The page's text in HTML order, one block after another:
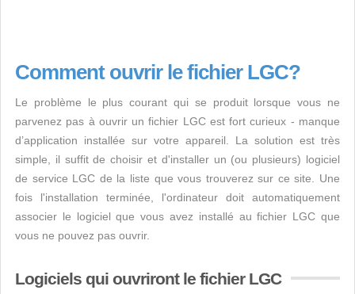
Comment ouvrir le fichier LGC?
Le problème le plus courant qui se produit lorsque vous ne
parvenez pas à ouvrir un fichier LGC est fort curieux - manque
d’application installée sur votre appareil. La solution est très
simple, il suffit de choisir et d'installer un (ou plusieurs) logiciel
de service LGC de la liste que vous trouverez sur ce site. Une
fois l'installation terminée, l'ordinateur doit automatiquement
associer le logiciel que vous avez installé au fichier LGC que
vous ne pouvez pas ouvrir.
Logiciels qui ouvriront le fichier LGC